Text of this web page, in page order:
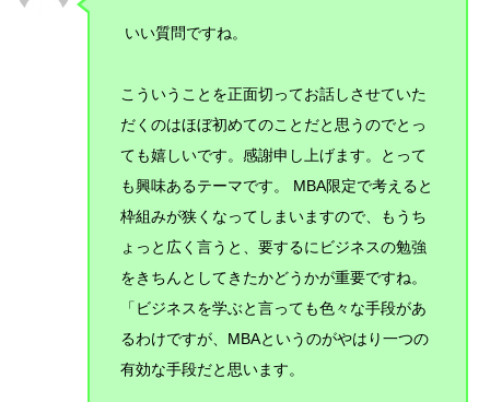
いい質問ですね。
こういうことを正面切ってお話しさせていた
だくのはほぼ初めてのことだと思うのでとっ
ても嬉しいです。感謝申し上げます。とって
も興味あるテーマです。 MBA限定で考えると
枠組みが狭くなってしまいますので、もうち
ょっと広く言うと、要するにビジネスの勉強
をきちんとしてきたかどうかが重要ですね。
「ビジネスを学ぶと言っても色々な手段があ
るわけですが、MBAというのがやはり一つの
有効な手段だと思います。